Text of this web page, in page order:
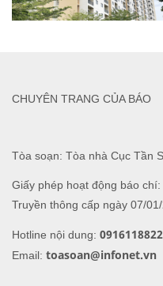
Tòa soạn: Tòa nhà Cục Tần
Giấy phép hoạt động báo
Truyền thông cấp ngày 07/01/
Hotline nội dung: 0916118822
Email: toasoan@infonet.vn
CHUYÊN TRANG CỦA BÁO